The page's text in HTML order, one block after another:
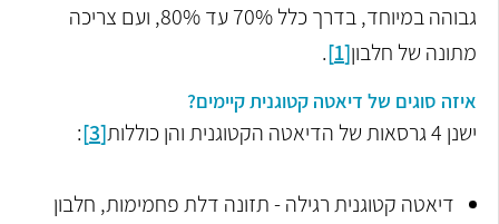
גבוהה במיוחד, בדרך כלל 70% עד 80%, ועם צריכה
מתונה של חלבון[1]
.
איזה סוגים של דיאטה קטוגנית קיימים?
ישנן 4 גרסאות של הדיאטה הקטוגנית והן כוללות [3]
:
דיאטה קטוגנית רגילה - תזונה דלת פחמימות, חלבון